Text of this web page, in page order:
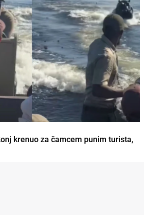
krenuo za čamcem punim turista,